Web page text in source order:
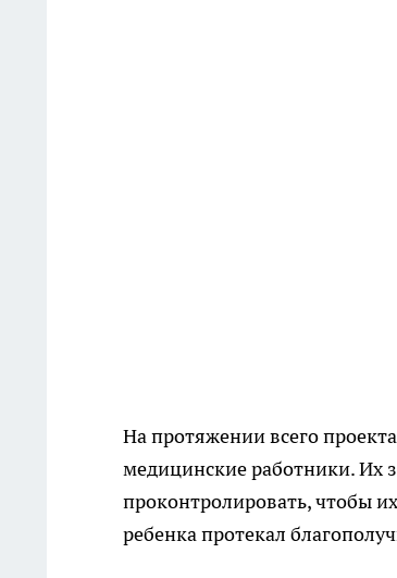
На протяжении всего
медицинские работники. Их
проконтролировать, чтобы
ребенка протекал